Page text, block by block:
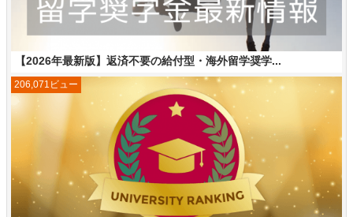
【2026年最新版】返済不要の給付型・海外留学奨学...
206,071ビュー